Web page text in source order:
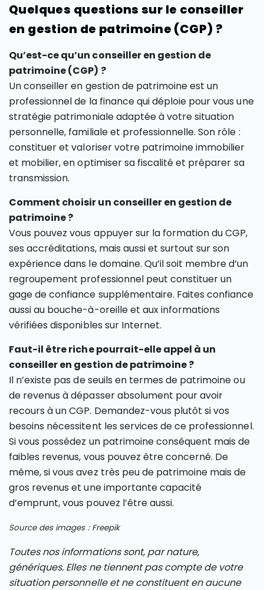
Quelques questions sur le conseiller
en gestion de patrimoine (CGP) ?
Qu’est-ce qu’un conseiller en gestion de
patrimoine (CGP) ?
Un conseiller en gestion de patrimoine est un
professionnel de la finance qui déploie pour vous une
stratégie patrimoniale adaptée à votre situation
personnelle, familiale et professionnelle. Son rôle :
constituer et valoriser votre patrimoine immobilier
et mobilier, en optimiser sa fiscalité et préparer sa
transmission.
Comment choisir un conseiller en gestion de
patrimoine ?
Vous pouvez vous appuyer sur la formation du CGP,
ses accréditations, mais aussi et surtout sur son
expérience dans le domaine. Qu’il soit membre d’un
regroupement professionnel peut constituer un
gage de confiance supplémentaire. Faites confiance
aussi au bouche-à-oreille et aux informations
vérifiées disponibles sur Internet.
Faut-il être riche pourrait-elle appel à un
conseiller en gestion de patrimoine ?
Il n’existe pas de seuils en termes de patrimoine ou
de revenus à dépasser absolument pour avoir
recours à un CGP. Demandez-vous plutôt si vos
besoins nécessitent les services de ce professionnel.
Si vous possédez un patrimoine conséquent mais de
faibles revenus, vous pouvez être concerné. De
même, si vous avez très peu de patrimoine mais de
gros revenus et une importante capacité
d’emprunt, vous pouvez l’être aussi.
Source des images : Freepik
Toutes nos informations sont, par nature,
génériques. Elles ne tiennent pas compte de votre
situation personnelle et ne constituent en aucune